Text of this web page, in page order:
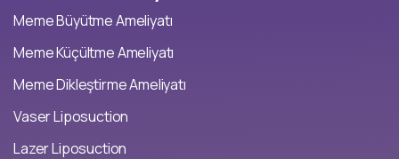
Meme Büyütme Ameliyatı
Meme Küçültme Ameliyatı
Meme Dikleştirme Ameliyatı
Vaser Liposuction
Lazer Liposuction